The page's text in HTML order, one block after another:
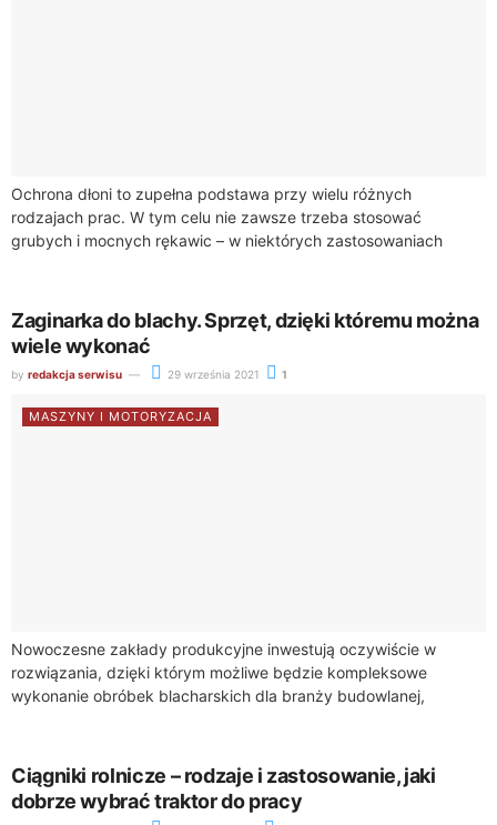
Ochrona dłoni to zupełna podstawa przy wielu różnych
rodzajach prac. W tym celu nie zawsze trzeba stosować
grubych i mocnych rękawic – w niektórych zastosowaniach
Zaginarka do blachy. Sprzęt, dzięki któremu można
wiele wykonać
by redakcja serwisu 29 września 2021 1
MASZYNY I MOTORYZACJA
Nowoczesne zakłady produkcyjne inwestują oczywiście w
rozwiązania, dzięki którym możliwe będzie kompleksowe
wykonanie obróbek blacharskich dla branży budowlanej,
Ciągniki rolnicze – rodzaje i zastosowanie, jaki
dobrze wybrać traktor do pracy